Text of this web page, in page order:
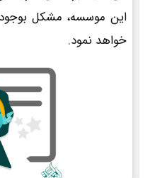
این موسسه، مشکل
خواهد نمود.